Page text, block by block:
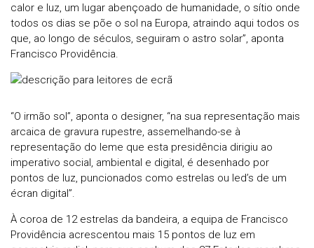
calor e luz, um lugar abençoado de humanidade, o sítio onde
todos os dias se põe o sol na Europa, atraindo aqui todos os
que, ao longo de séculos, seguiram o astro solar”, aponta
Francisco Providência.
“O irmão sol”, aponta o designer, “na sua representação mais
arcaica de gravura rupestre, assemelhando-se à
representação do leme que esta presidência dirigiu ao
imperativo social, ambiental e digital, é desenhado por
pontos de luz, puncionados como estrelas ou led’s de um
écran digital”.
À coroa de 12 estrelas da bandeira, a equipa de Francisco
Providência acrescentou mais 15 pontos de luz em